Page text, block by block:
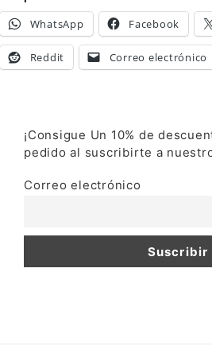
WhatsApp Facebook
Reddit Correo electrónico
¡Consigue Un 10% de
pedido al suscribirte a
Correo electrónico